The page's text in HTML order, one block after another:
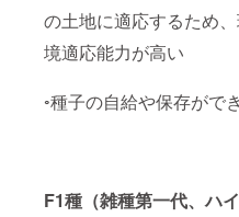
の土地に適応するため
境適応能力が高い
◦種子の自給や保存がで
F1種（雑種第一代、ハ